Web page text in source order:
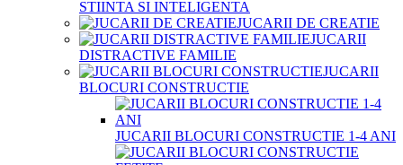
STIINTA SI INTELIGENTA
JUCARII DE CREATIE
JUCARII
DISTRACTIVE FAMILIE
JUCARII
BLOCURI CONSTRUCTIE
JUCARII BLOCURI CONSTRUCTIE 1-4 ANI